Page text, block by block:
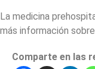
La medicina
más información
Comparte en las